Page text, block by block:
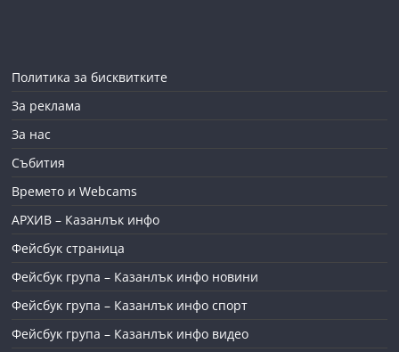
Политика за бисквитките
За реклама
За нас
Събития
Времето и Webcams
АРХИВ – Казанлък инфо
Фейсбук страница
Фейсбук група – Казанлък инфо новини
Фейсбук група – Казанлък инфо спорт
Фейсбук група – Казанлък инфо видео